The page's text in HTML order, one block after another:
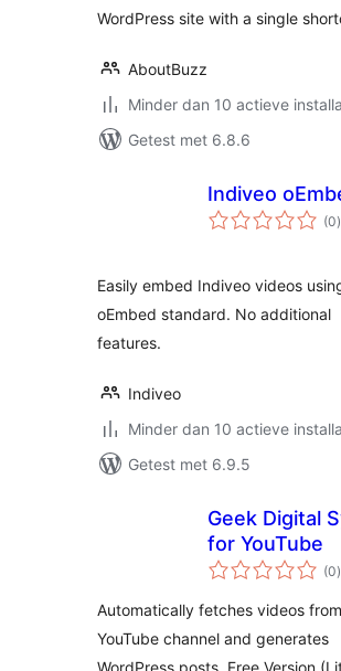
WordPress site with a single
AboutBuzz
Minder dan 10 actieve
Getest met 6.8.6
Indiveo
(0)
Easily embed Indiveo videos
oEmbed standard. No additional
features.
Indiveo
Minder dan 10 actieve
Getest met 6.9.5
Geek Digital
for YouTube
(0)
Automatically fetches videos
YouTube channel and generates
WordPress posts. Free Version